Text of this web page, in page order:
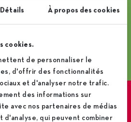
Détails À propos des cookies
cookies.
de personnaliser le
d'offrir des fonctionnalités
et d'analyser notre trafic.
des informations sur
avec nos partenaires de médias
d'analyse, qui peuvent combiner